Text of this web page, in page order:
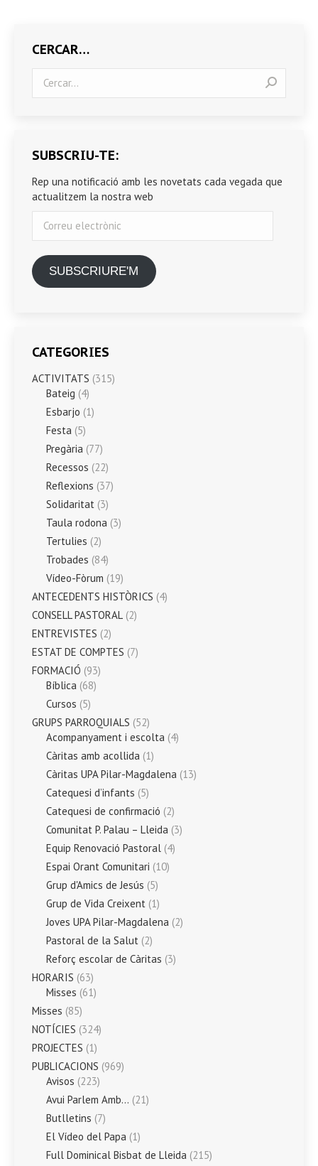
CERCAR…
SUBSCRIU-TE:
Rep una notificació amb les novetats cada vegada que
actualitzem la nostra web
electrònic
SUBSCRIURE'M
CATEGORIES
ACTIVITATS (315)
Bateig (4)
Esbarjo (1)
Festa (5)
Pregària (77)
Recessos (22)
Reflexions (37)
Solidaritat (3)
Taula rodona (3)
Tertulies (2)
Trobades (84)
Vídeo-Fòrum (19)
ANTECEDENTS HISTÒRICS (4)
CONSELL PASTORAL (2)
ENTREVISTES (2)
ESTAT DE COMPTES (7)
FORMACIÓ (93)
Bíblica (68)
Cursos (5)
GRUPS PARROQUIALS (52)
Acompanyament i escolta (4)
Càritas amb acollida (1)
Càritas UPA Pilar-Magdalena (13)
Catequesi d’infants (5)
Catequesi de confirmació (2)
Comunitat P. Palau – Lleida (3)
Equip Renovació Pastoral (4)
Espai Orant Comunitari (10)
Grup d'Amics de Jesús (5)
Grup de Vida Creixent (1)
Joves UPA Pilar-Magdalena (2)
Pastoral de la Salut (2)
Reforç escolar de Càritas (3)
HORARIS (63)
Misses (61)
Misses (85)
NOTÍCIES (324)
PROJECTES (1)
PUBLICACIONS (969)
Avisos (223)
Avui Parlem Amb… (21)
Butlletins (7)
El Vídeo del Papa (1)
Full Dominical Bisbat de Lleida (215)